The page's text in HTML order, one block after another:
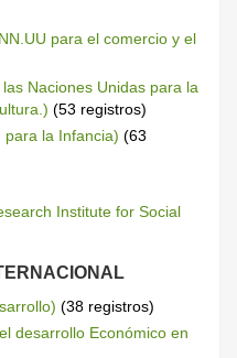
para el comercio y el
Naciones Unidas para la
(53 registros)
para la Infancia) (63
Institute for Social
(38 registros)
desarrollo Económico en